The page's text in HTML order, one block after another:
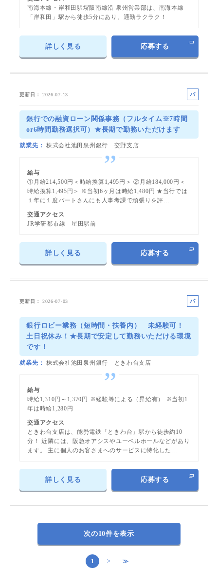
南海本線・岸和田駅堺阪南線沿 泉州営業部は、南海本線
「岸和田」駅から徒歩5分にあり、通勤ラクラク！
詳しく見る 応募する
更新日 2026-07-13
パ
銀行での融資ローン関係事務（フルタイム※7時間
or6時間勤務選択可）★長期で勤務いただけます
就業先 株式会社池田泉州銀行 交野支店
給与
①月給214,500円＜時給換算1,495円＞ ②月給184,000円＜
時給換算1,495円＞ ※当初6ヶ月は時給1,480円 ★当行では
１年に１度パートさんにも人事考課で頑張りを評…
交通アクセス
JR学研都市線 星田駅前
詳しく見る 応募する
更新日 2026-07-03
パ
銀行ロビー業務（短時間・扶養内） 未経験可！
土日祝休み！★長期で安定して勤務いただける環境
です！
就業先 株式会社池田泉州銀行 ときわ台支店
給与
時給1,310円～1,370円 ※経験等による（昇給有） ※当初1
年は時給1,280円
交通アクセス
ときわ台支店は、能勢電鉄「ときわ台」駅から徒歩約10
分！ 近隣には、阪急オアシスやユーベルホールなどがあり
ます。 主に個人のお客さまへのサービスに特化した…
詳しく見る 応募する
次の10件を表示
1 > ≫